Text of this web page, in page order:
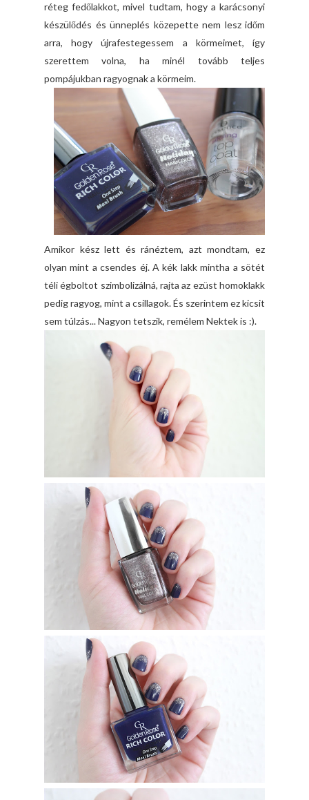
réteg fedőlakkot, mivel tudtam, hogy a karácsonyi
készülődés és ünneplés közepette nem lesz időm
arra, hogy újrafestegessem a körmeimet, így
szerettem volna, ha minél tovább teljes
pompájukban ragyognak a körmeim.
Amikor kész lett és ránéztem, azt mondtam, ez
olyan mint a csendes éj. A kék lakk mintha a sötét
téli égboltot szimbolizálná, rajta az ezüst homoklakk
pedig ragyog, mint a csillagok. És szerintem ez kicsit
sem túlzás... Nagyon tetszik, remélem Nektek is :).